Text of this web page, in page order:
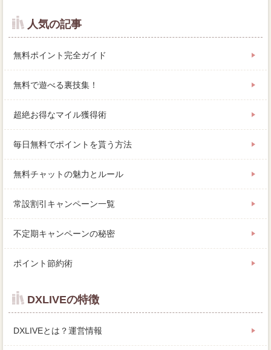
人気の記事
無料ポイント完全ガイド
無料で遊べる裏技集！
超絶お得なマイル獲得術
毎日無料でポイントを貰う方法
無料チャットの魅力とルール
常設割引キャンペーン一覧
不定期キャンペーンの秘密
ポイント節約術
DXLIVEの特徴
DXLIVEとは？運営情報